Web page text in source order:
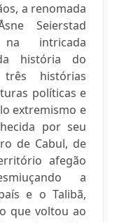
a renomada
Seierstad
na intricada
história do
histórias
políticas e
extremismo e
por seu
de Cabul, de
afegão
a
e o Talibã,
que voltou ao